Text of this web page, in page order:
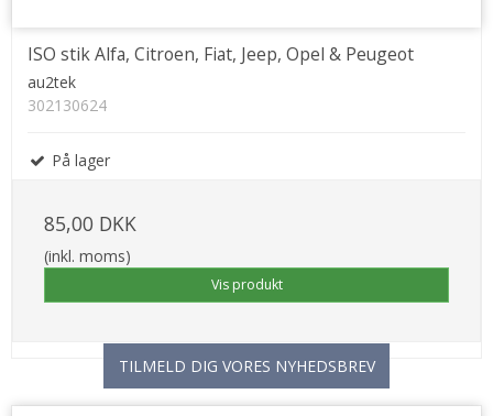
ISO stik Alfa, Citroen, Fiat, Jeep, Opel & Peugeot
au2tek
302130624
På lager
85,00 DKK
(inkl. moms)
Vis produkt
TILMELD DIG VORES NYHEDSBREV